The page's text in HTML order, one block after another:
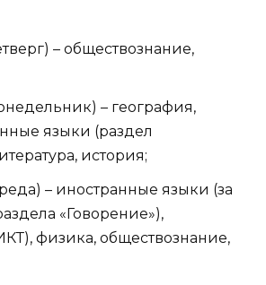
– обществознание,
– география,
языки (раздел
история;
– иностранные языки (за
«Говорение»),
физика, обществознание,